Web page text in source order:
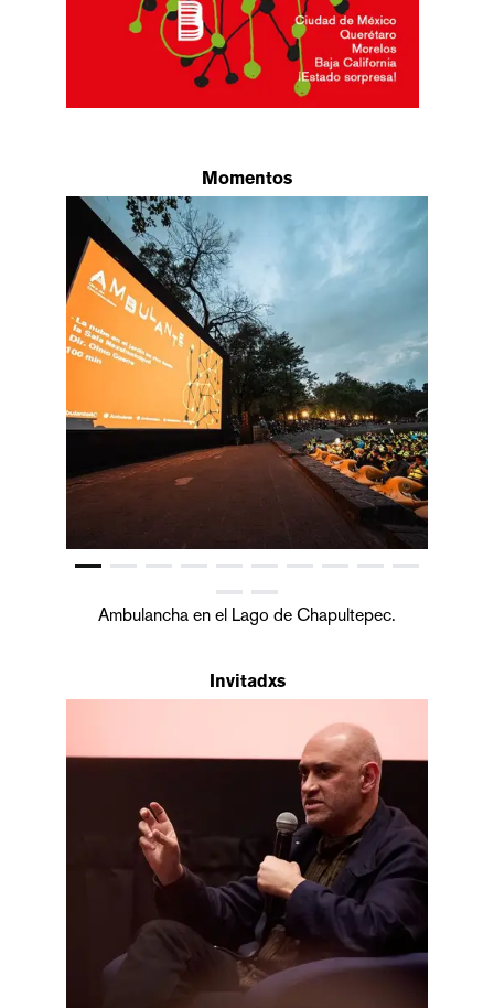
Momentos
Ambulancha en el Lago de Chapultepec.
Invitadxs